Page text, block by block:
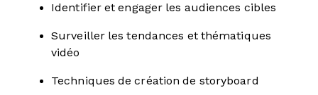
Identifier et engager les audiences cibles
Surveiller les tendances et thématiques
vidéo
Techniques de création de storyboard